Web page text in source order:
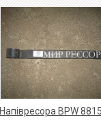
Напівресора BPW